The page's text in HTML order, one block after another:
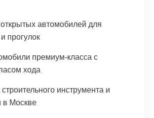
автомобилей для
прогулок
премиум-класса с
хода
инструмента и
в Москве